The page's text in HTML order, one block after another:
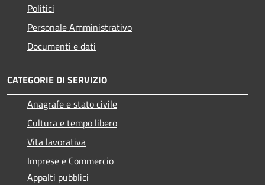
Politici
Personale Amministrativo
Documenti e dati
CATEGORIE DI SERVIZIO
Anagrafe e stato civile
Cultura e tempo libero
Vita lavorativa
Imprese e Commercio
Appalti pubblici